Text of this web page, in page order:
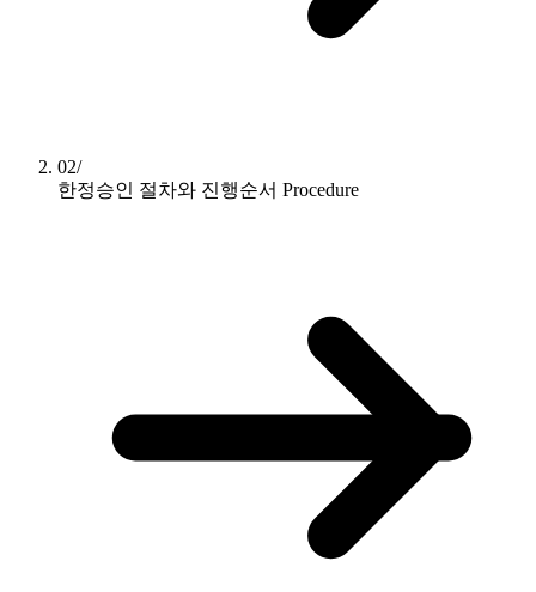
02/
한정승인 절차와 진행순서 Procedure